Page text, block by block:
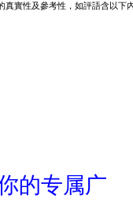
真實性及參考性，如評語含以下